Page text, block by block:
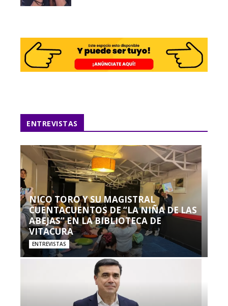
ENTREVISTAS
NICO TORO Y SU MAGISTRAL
CUENTACUENTOS DE “LA NIÑA DE LAS
ABEJAS” EN LA BIBLIOTECA DE
VITACURA
ENTREVISTAS